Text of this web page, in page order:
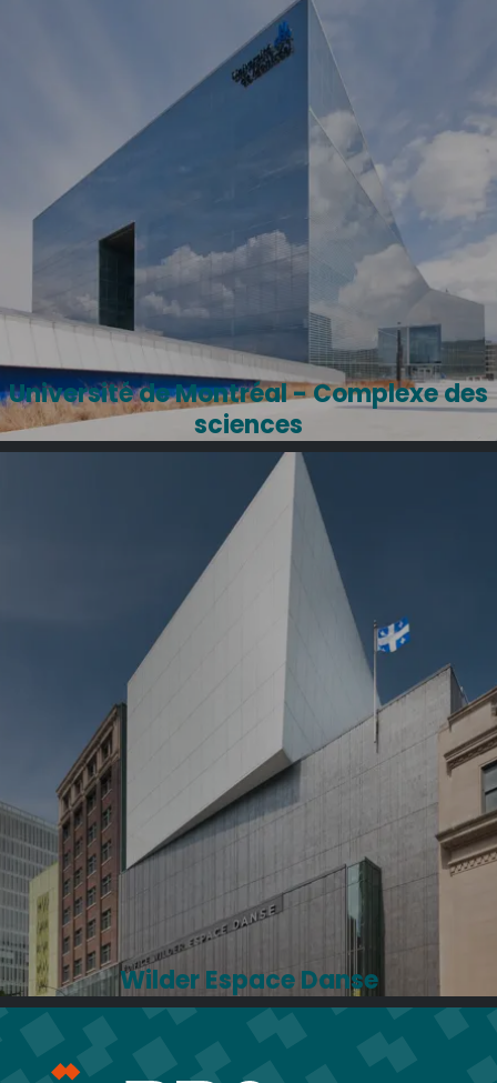
Université de Montréal - Complexe des
sciences
Wilder Espace Danse